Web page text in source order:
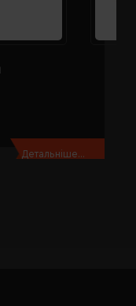
Детальніше...